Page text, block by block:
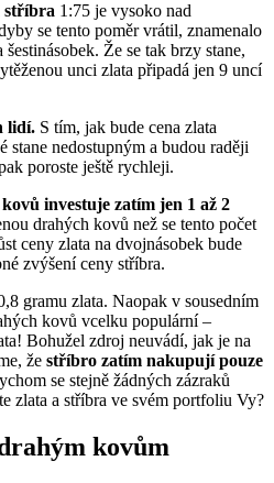
stříbra 1:75 je vysoko nad
se tento poměr vrátil, znamenalo
Že se tak brzy stane,
unci zlata připadá jen 9 uncí
lidí. S tím, jak bude cena zlata
stane nedostupným a budou raději
poroste ještě rychleji.
investuje zatím jen 1 až 2
drahých kovů než se tento počet
ceny zlata na dvojnásobek bude
zvýšení ceny stříbra.
gramu zlata. Naopak v sousedním
kovů vcelku populární –
Bohužel zdroj neuvádí, jak je na
že stříbro zatím nakupují pouze
se stejně žádných zázraků
zlata a stříbra ve svém portfoliu Vy?
kovům